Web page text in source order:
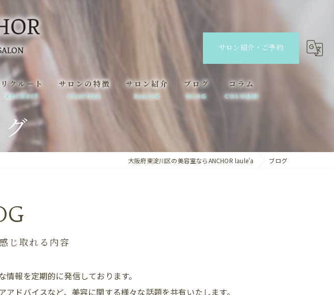
サロン紹介・ご予約
リクルート
RECRUIT
一日の流れ
サロンの特徴
FEATURE
駅近
サロン紹介
SALON
ANCHOR laule'a
ブログ
BLOG
コラム
COLUMN
グ
大阪府東淀川区の美容室ならANCHOR laule'a ブログ
じ取れる内容
報を定期的に発信しております。
ドバイスなど、美容に関する様々な話題を共有いたします。